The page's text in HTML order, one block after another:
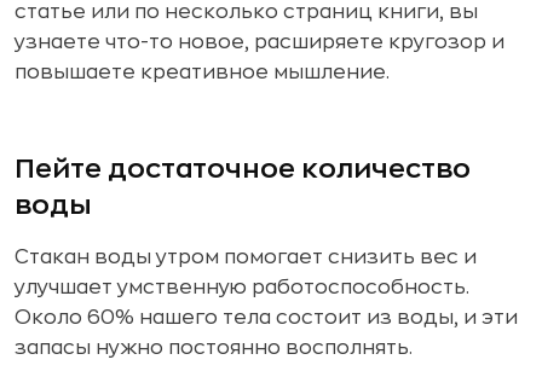
статье или по несколько страниц книги, вы
узнаете что-то новое, расширяете кругозор и
повышаете креативное мышление.
Пейте достаточное количество
воды
Стакан воды утром помогает снизить вес и
улучшает умственную работоспособность.
Около 60% нашего тела состоит из воды, и эти
запасы нужно постоянно восполнять.